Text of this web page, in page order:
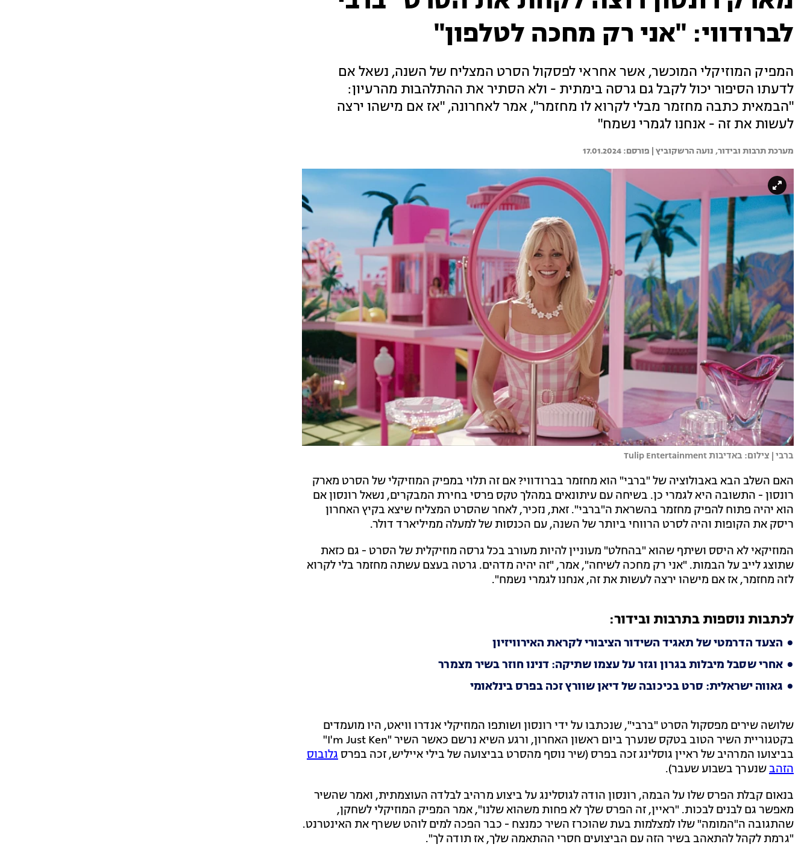
לברודווי: "אני רק מחכה לטלפון"
המפיק המוזיקלי המוכשר, אשר אחראי לפסקול הסרט המצליח של השנה, נשאל אם
לדעתו הסיפור יכול לקבל גם גרסה בימתית - ולא הסתיר את ההתלהבות מהרעיון:
"הבמאית כתבה מחזמר מבלי לקרוא לו מחזמר", אמר לאחרונה, "אז אם מישהו ירצה
לעשות את זה - אנחנו לגמרי נשמח"
מערכת תרבות ובידור, נועה הרשקוביץ | 17.01.2024
ברבי | צילום: באדיבות Tulip Entertainment
האם השלב הבא באבולוציה של "ברבי" הוא מחזמר בברודווי? אם זה תלוי במפיק המוזיקלי של הסרט מארק
רונסון - התשובה היא לגמרי כן. בשיחה עם עיתונאים במהלך טקס פרסי בחירת המבקרים, נשאל רונסון אם
הוא יהיה פתוח להפיק מחזמר בהשראת ה"ברבי". זאת, נזכיר, לאחר שהסרט המצליח שיצא בקיץ האחרון
ריסק את הקופות והיה לסרט הרווחי ביותר של השנה, עם הכנסות של למעלה ממיליארד דולר.
המוזיקאי לא היסס ושיתף שהוא "בהחלט" מעוניין להיות מעורב בכל גרסה מוזיקלית של הסרט - גם כזאת
שתוצג לייב על הבמות. "אני רק מחכה לשיחה", אמר, "זה יהיה מדהים. גרטה בעצם עשתה מחזמר בלי לקרוא
לזה מחזמר, אז אם מישהו ירצה לעשות את זה, אנחנו לגמרי נשמח".
לכתבות נוספות בתרבות ובידור:
הצעד הדרמטי של תאגיד השידור הציבורי לקראת האירוויזיון
אחרי שסבל מיבלות בגרון וגזר על עצמו שתיקה: דנינו חוזר בשיר מצמרר
גאווה ישראלית: סרט בכיכובה של דיאן שוורץ זכה בפרס בינלאומי
שלושה שירים מפסקול הסרט "ברבי", שנכתבו על ידי רונסון ושותפו המוזיקלי אנדרו וויאט, היו מועמדים
בקטגוריית השיר הטוב בטקס שנערך ביום ראשון האחרון, ורגע השיא נרשם כאשר השיר "I'm Just Ken"
בביצועו המרהיב של ראיין גוסלינג זכה בפרס (שיר נוסף מהסרט בביצועה של בילי אייליש, זכה בפרס גלובוס
הזהבשנערך בשבוע שעבר).
בנאום קבלת הפרס שלו על הבמה, רונסון הודה לגוסלינג על ביצוע מרהיב לבלדה העוצמתית, ואמר שהשיר
מאפשר גם לבנים לבכות. "ראיין, זה הפרס שלך לא פחות משהוא שלנו", אמר המפיק המוזיקלי לשחקן,
שהתגובה ה"המומה" שלו למצלמות בעת שהוכרז השיר כמנצח - כבר הפכה למים לוהט ששרף את האינטרנט.
"גרמת לקהל להתאהב בשיר הזה עם הביצועים חסרי ההתאמה שלך, אז תודה לך".